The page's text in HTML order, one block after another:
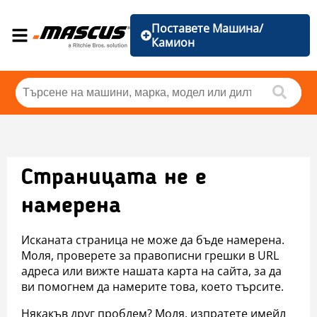
Поставете Машина/
Камион
Страницата не е
намерена
Исканата страница не може да бъде намерена.
Моля, проверете за правописни грешки в URL
адреса или вижте нашата карта на сайта, за да
ви помогнем да намерите това, което търсите.
Някакъв друг проблем? Моля, изпратете имейл